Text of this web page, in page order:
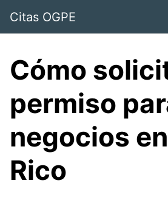
contenido
Citas OGPE
Cómo
permiso
negocios
Rico